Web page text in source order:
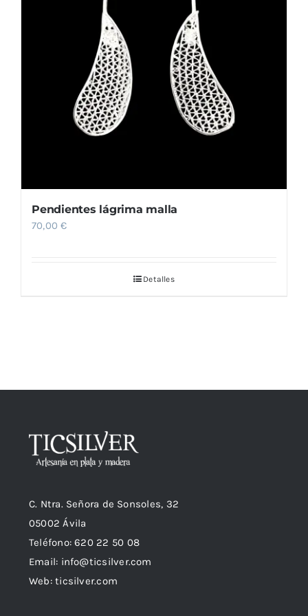
Pendientes lágrima malla
70,00€
Detalles
C. Ntra. Señora de Sonsoles, 32
05002 Ávila
Teléfono: 620 22 50 08
Email: info@ticsilver.com
Web: ticsilver.com